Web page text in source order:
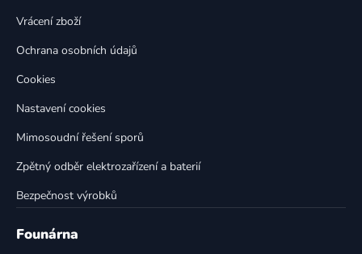
Vrácení zboží
Ochrana osobních údajů
Cookies
Nastavení cookies
Mimosoudní řešení sporů
Zpětný odběr elektrozařízení a baterií
Bezpečnost výrobků
Founárna